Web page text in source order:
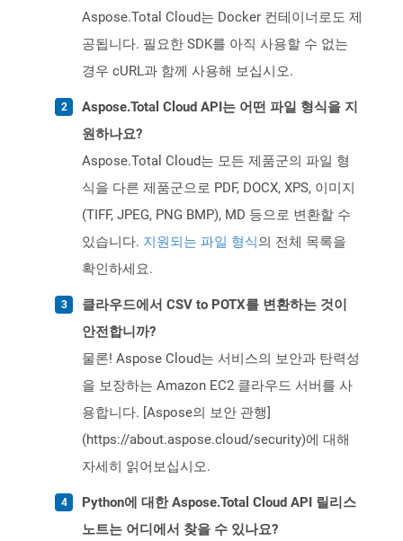
Aspose.Total Cloud는 Docker 컨테이너로도 제
공됩니다. 필요한 SDK를 아직 사용할 수 없는
경우 cURL과 함께 사용해 보십시오.
Aspose.Total Cloud API는 어떤 파일 형식을 지
원하나요?
Aspose.Total Cloud는 모든 제품군의 파일 형
식을 다른 제품군으로 PDF, DOCX, XPS, 이미지
(TIFF, JPEG, PNG BMP), MD 등으로 변환할 수
있습니다. 지원되는 파일 형식의 전체 목록을
확인하세요.
클라우드에서 CSV to POTX를 변환하는 것이
안전합니까?
물론! Aspose Cloud는 서비스의 보안과 탄력성
을 보장하는 Amazon EC2 클라우드 서버를 사
용합니다. [Aspose의 보안 관행]
(https://about.aspose.cloud/security)에 대해
자세히 읽어보십시오.
Python에 대한 Aspose.Total Cloud API 릴리스
노트는 어디에서 찾을 수 있나요?